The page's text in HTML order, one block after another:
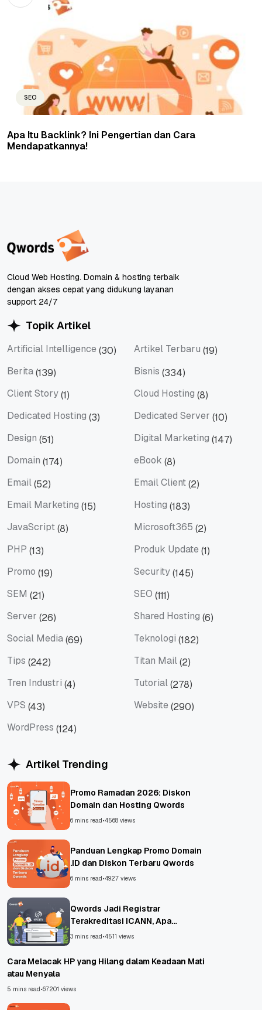
SEO
Apa Itu Backlink? Ini Pengertian dan Cara
Mendapatkannya!
Cloud Web Hosting. Domain & hosting terbaik
dengan akses cepat yang didukung layanan
support 24/7
Topik Artikel
Artificial Intelligence (30) Artikel Terbaru (19)
Berita(139) Bisnis (334)
Client Story(1) Cloud Hosting (8)
Dedicated Hosting (3) Dedicated Server (10)
Design (51) Digital Marketing (147)
Domain (174) eBook (8)
Email(52) Email Client(2)
Email Marketing (15) Hosting (183)
JavaScript(8) Microsoft365 (2)
PHP (13) Produk Update (1)
Promo (19) Security(145)
SEM (21) SEO (111)
Server (26) Shared Hosting (6)
Social Media(69) Teknologi (182)
Tips (242) Titan Mail(2)
Tren Industri (4) Tutorial(278)
VPS (43) Website (290)
WordPress (124)
Artikel Trending
Promo Ramadan 2026: Diskon
Domain dan Hosting Qwords
6 mins read •4568 views
Panduan Lengkap Promo Domain
.ID dan Diskon Terbaru Qwords
6 mins read •4927 views
Qwords Jadi Registrar
Terakreditasi ICANN, Apa
Untungnya?
3 mins read •4511 views
Cara Melacak HP yang Hilang dalam Keadaan Mati
atau Menyala
5 mins read •67201 views